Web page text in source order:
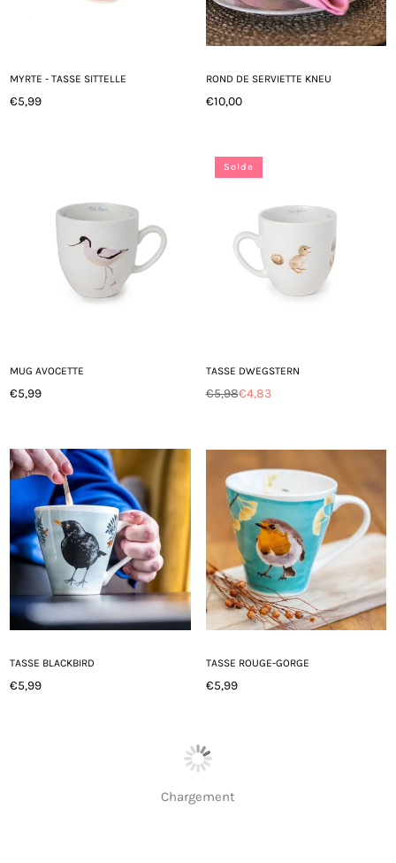
MYRTE - TASSE SITTELLE
Prix
€5,99
ROND DE SERVIETTE KNEU
Prix
€10,00
MUG AVOCETTE
Prix
€5,99
Solde
TASSE DWEGSTERN
Prix
€5,98€4,83
TASSE BLACKBIRD
Prix
€5,99
TASSE ROUGE-GORGE
Prix
€5,99
Chargement